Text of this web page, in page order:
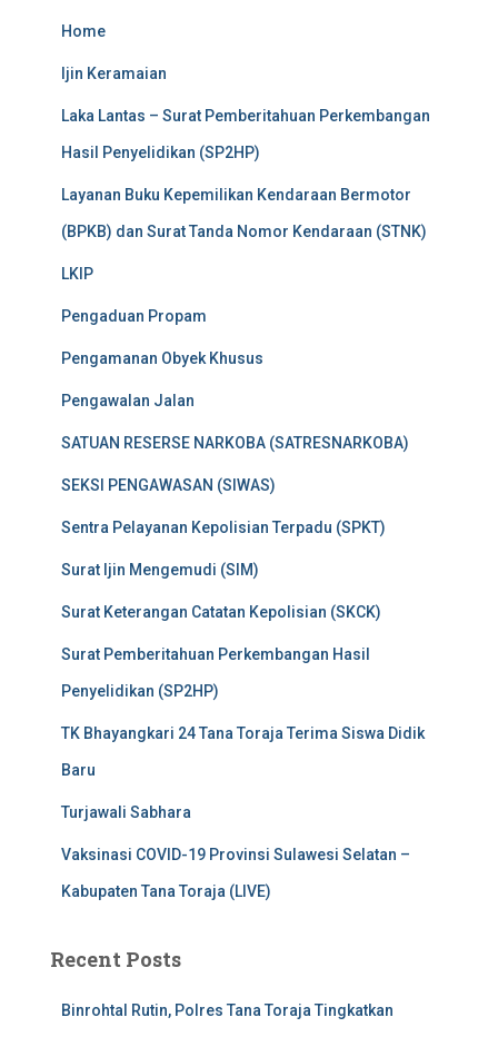
Home
Ijin Keramaian
Laka Lantas – Surat Pemberitahuan Perkembangan
Hasil Penyelidikan (SP2HP)
Layanan Buku Kepemilikan Kendaraan Bermotor
(BPKB) dan Surat Tanda Nomor Kendaraan (STNK)
LKIP
Pengaduan Propam
Pengamanan Obyek Khusus
Pengawalan Jalan
SATUAN RESERSE NARKOBA (SATRESNARKOBA)
SEKSI PENGAWASAN (SIWAS)
Sentra Pelayanan Kepolisian Terpadu (SPKT)
Surat Ijin Mengemudi (SIM)
Surat Keterangan Catatan Kepolisian (SKCK)
Surat Pemberitahuan Perkembangan Hasil
Penyelidikan (SP2HP)
TK Bhayangkari 24 Tana Toraja Terima Siswa Didik
Baru
Turjawali Sabhara
Vaksinasi COVID-19 Provinsi Sulawesi Selatan –
Kabupaten Tana Toraja (LIVE)
Recent Posts
Binrohtal Rutin, Polres Tana Toraja Tingkatkan